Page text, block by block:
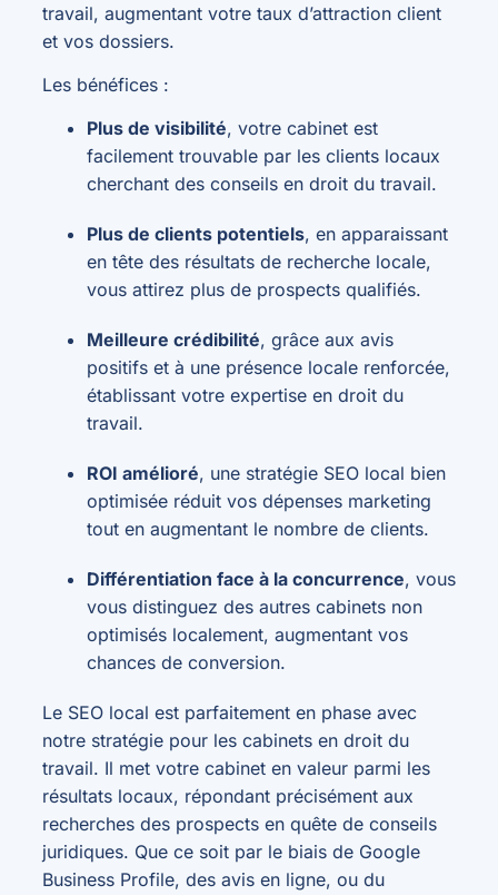
travail, augmentant votre taux d’attraction client
et vos dossiers.
Les bénéfices :
Plus de visibilité, votre cabinet est
facilement trouvable par les clients locaux
cherchant des conseils en droit du travail.
Plus de clients potentiels, en apparaissant
en tête des résultats de recherche locale,
vous attirez plus de prospects qualifiés.
Meilleure crédibilité, grâce aux avis
positifs et à une présence locale renforcée,
établissant votre expertise en droit du
travail.
ROI amélioré, une stratégie SEO local bien
optimisée réduit vos dépenses marketing
tout en augmentant le nombre de clients.
Différentiation face à la concurrence, vous
vous distinguez des autres cabinets non
optimisés localement, augmentant vos
chances de conversion.
Le SEO local est parfaitement en phase avec
notre stratégie pour les cabinets en droit du
travail. Il met votre cabinet en valeur parmi les
résultats locaux, répondant précisément aux
recherches des prospects en quête de conseils
juridiques. Que ce soit par le biais de Google
Business Profile, des avis en ligne, ou du